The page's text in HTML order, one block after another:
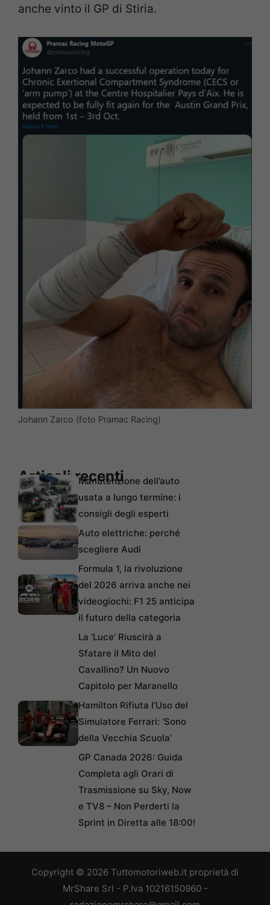
anche vinto il GP di Stiria.
Johann Zarco (foto Pramac Racing)
Articoli recentiManutenzione dell’auto
usata a lungo termine: i
consigli degli esperti
Auto elettriche: perché
scegliere Audi
Formula 1, la rivoluzione
del 2026 arriva anche nei
videogiochi: F1 25 anticipa
il futuro della categoria
La ‘Luce’ Riuscirà a
Sfatare il Mito del
Cavallino? Un Nuovo
Capitolo per Maranello
Hamilton Rifiuta l’Uso del
Simulatore Ferrari: ‘Sono
della Vecchia Scuola’
GP Canada 2026: Guida
Completa agli Orari di
Trasmissione su Sky, Now
e TV8 – Non Perderti la
Sprint in Diretta alle 18:00!
Copyright © 2026 Tuttomotoriweb.it proprietà di
MrShare Srl - P.Iva 10216150960 -